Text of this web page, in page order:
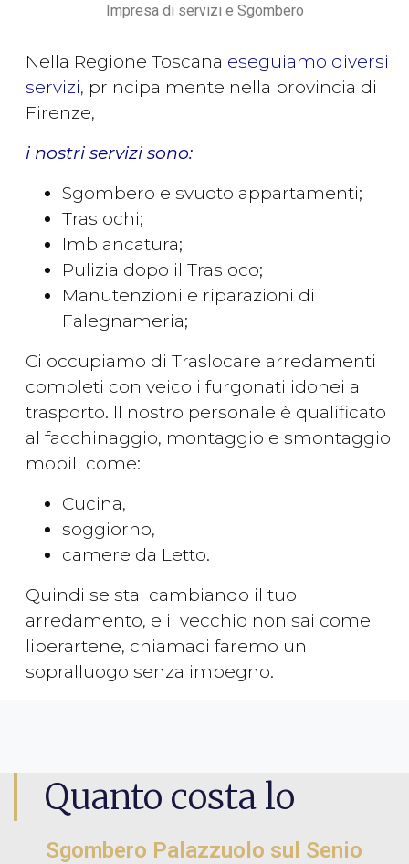
Impresa di servizi e Sgombero
Nella Regione Toscana eseguiamo diversi
servizi, principalmente nella provincia di
Firenze,
i nostri servizi sono:
Sgombero e svuoto appartamenti;
Traslochi;
Imbiancatura;
Pulizia dopo il Trasloco;
Manutenzioni e riparazioni di
Falegnameria;
Ci occupiamo di Traslocare arredamenti
completi con veicoli furgonati idonei al
trasporto. Il nostro personale è qualificato
al facchinaggio, montaggio e smontaggio
mobili come:
Cucina,
soggiorno,
camere da Letto.
Quindi se stai cambiando il tuo
arredamento, e il vecchio non sai come
liberartene, chiamaci faremo un
sopralluogo senza impegno.
Quanto costa lo
Sgombero Palazzuolo sul Senio